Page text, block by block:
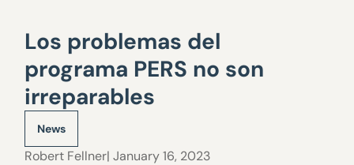
Los problemas del
programa PERS no son
irreparables
News
Robert Fellner| January 16, 2023